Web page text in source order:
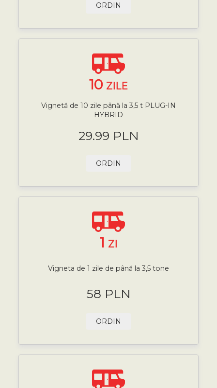
ORDIN
10 ZILE
Vignetă de 10 zile până la 3,5 t PLUG-IN
HYBRID
29.99 PLN
ORDIN
1 ZI
Vigneta de 1 zile de până la 3,5 tone
58 PLN
ORDIN